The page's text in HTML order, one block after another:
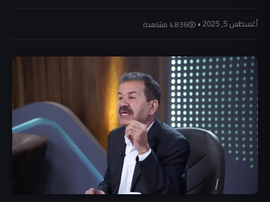
أغسطس 5, 2025 • 4٬836 مشاهدة